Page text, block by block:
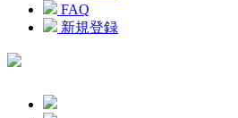
FAQ
新規登録